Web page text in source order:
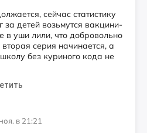
сей­час ста­тис­ти­ку
за де­тей возь­мут­ся вак­ци­ни­
в уши ли­ли, что доб­ро­воль­но
се­рия на­чи­на­ет­ся, а
без ку­ри­но­го ко­да не
в 21:21